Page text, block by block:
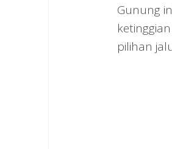
Gunung
pilihan